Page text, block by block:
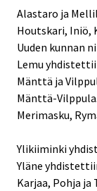
Alastaro ja
Houtskari, Iniö,
Uuden kunnan
Lemu
Mänttä ja
Mänttä-Vilppula.
Merimasku,
Ylikiiminki
Yläne
Karjaa, Pohja ja